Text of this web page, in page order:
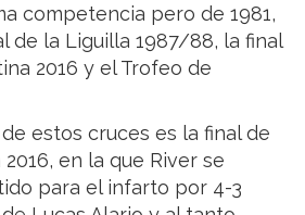
competencia pero de 1981,
de la Liguilla 1987/88, la final
2016 y el Trofeo de
estos cruces es la final de
en la que River se
para el infarto por 4-3